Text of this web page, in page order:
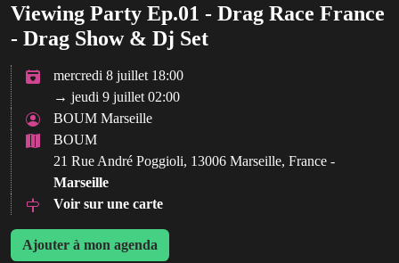
Viewing Party Ep.01 - Drag Race France
- Drag Show & Dj Set
mercredi 8 juillet 18:00
→ jeudi 9 juillet 02:00
BOUM Marseille
BOUM
21 Rue André Poggioli, 13006 Marseille, France -
Marseille
Voir sur une carte
Ajouter à mon agenda